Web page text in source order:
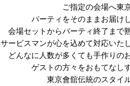
ご指定の会場へ東
パーティをそのままお届け
会場セットからパーティ終了まで
サービスマンが心を込めて対応いたし
どんなに人数が多くても手作りの
ゲストの方々をおもてなし
東京會舘伝統のスタイ